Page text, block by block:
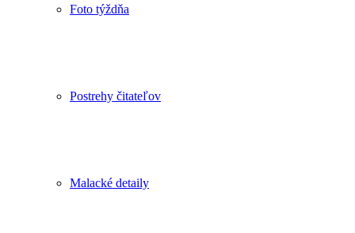
Foto týždňa
Postrehy čitateľov
Malacké detaily